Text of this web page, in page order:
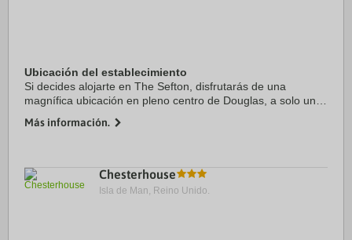
Ubicación del establecimiento
Si decides alojarte en The Sefton, disfrutarás de una
magnífica ubicación en pleno centro de Douglas, a solo unos
hotel de playa se encuentra a 0,7 km ...
Más información.
Chesterhouse
Isla de Man, Reino Unido.